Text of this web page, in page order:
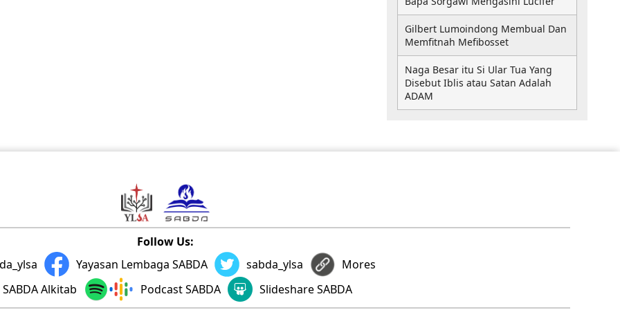
Gilbert Lumoindong Membual Dan
Memfitnah Mefibosset
Naga Besar itu Si Ular Tua Yang
Disebut Iblis atau Satan Adalah
ADAM
Follow Us:
Yayasan Lembaga SABDA sabda_ylsa
Mores
SABDA Alkitab
Podcast SABDA Slideshare SABDA